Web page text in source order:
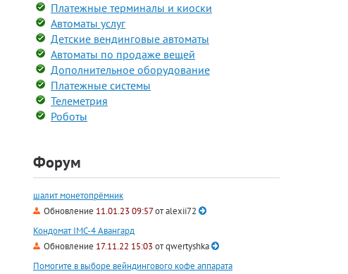
Платежные терминалы и киоски
Автоматы услуг
Детские вендинговые автоматы
Автоматы по продаже вещей
Дополнительное оборудование
Платежные системы
Телеметрия
Роботы
Форум
шалит монетопрёмник
Обновление 11.01.23 09:57отalexii72
Кондомат IMC-4 Авангард
Обновление 17.11.22 15:03 отqwertyshka
Помогите в выборе вейндингового кофе аппарата